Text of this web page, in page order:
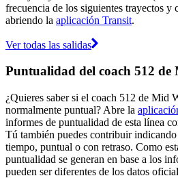
frecuencia de los siguientes trayectos y
abriendo la aplicación Transit.
Ver todas las salidas
Puntualidad del coach 512 de
¿Quieres saber si el coach 512 de Mid
normalmente puntual? Abre la
informes de puntualidad de esta línea
Tú también puedes contribuir
tiempo, puntual o con retraso. Como
puntualidad se generan en base a los
pueden ser diferentes de los datos